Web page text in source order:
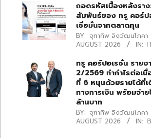
ถอดรหัสเบื้องหลังรา
สัมพันธ์ของ ทรู คอร์ป
เชื่อมั่นจากตลาดทุน
BY: จุฑาทิพ อิงวัฒนโภคา
AUGUST 2026
IN:
ทรู คอร์ปอเรชั่น รายง
2/2569 ทำกำไรต่อเนื่
ที่ 6 หนุนด้วยรายได้ที่
ทางการเงิน พร้อมจ่า
ล้านบาท
BY: จุฑาทิพ อิงวัฒนโภคา
AUGUST 2026
IN: